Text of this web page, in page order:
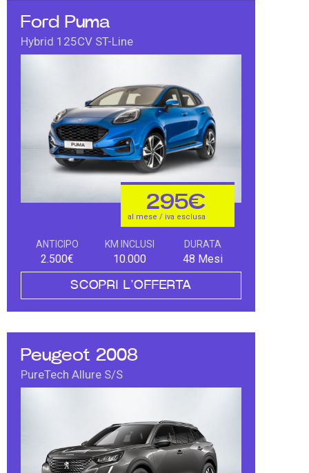
Ford Puma
Hybrid 125CV ST-Line
295€
al mese / iva esclusa
ANTICIPO
2.500€
KM INCLUSI
10.000
DURATA
48 Mesi
SCOPRI L'OFFERTA
Peugeot 2008
PureTech Allure S/S